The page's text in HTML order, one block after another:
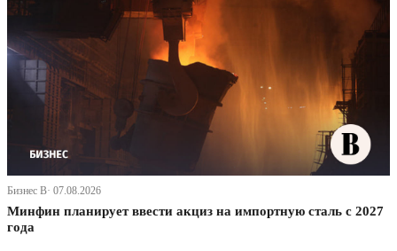
Бизнес В· 07.08.2026
Минфин планирует ввести акциз на импортную сталь с 2027
года